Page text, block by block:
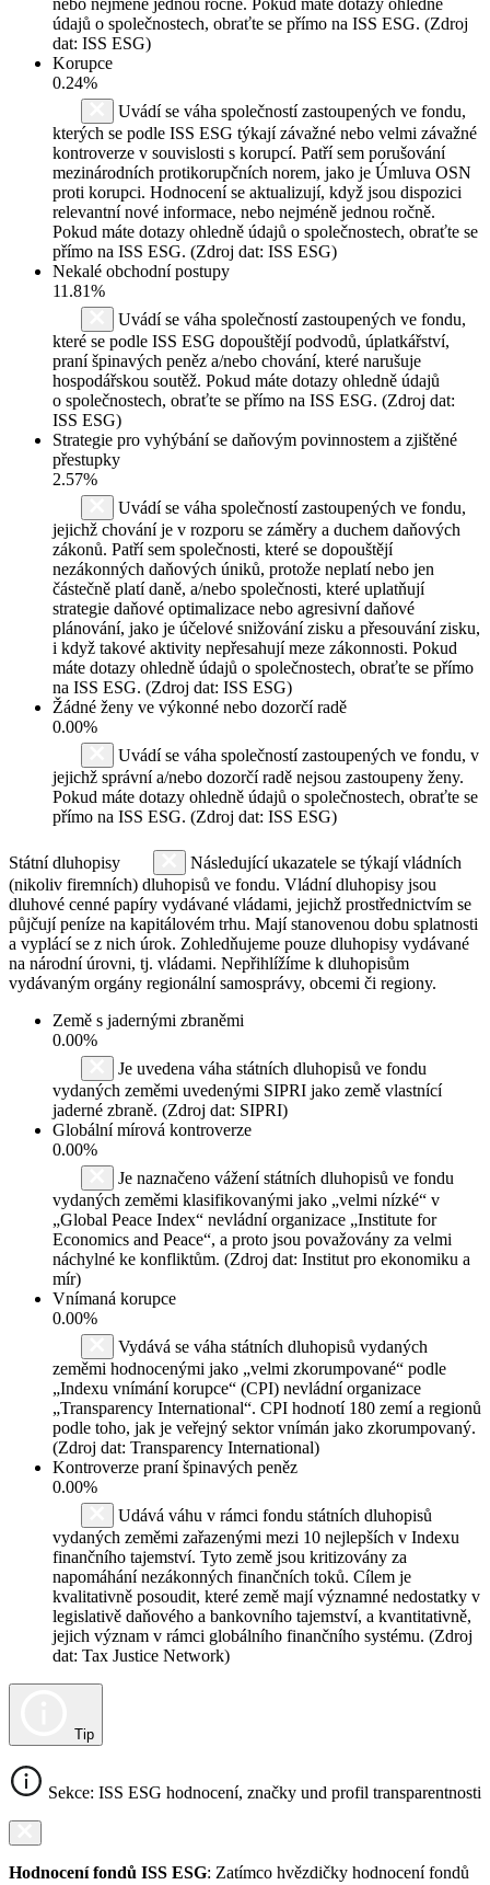
údajů o společnostech, obraťte se přímo na ISS ESG. (Zdroj
dat: ISS ESG)
Korupce
0.24%
Uvádí se váha společností zastoupených ve fondu,
kterých se podle ISS ESG týkají závažné nebo velmi závažné
kontroverze v souvislosti s korupcí. Patří sem porušování
mezinárodních protikorupčních norem, jako je Úmluva OSN
proti korupci. Hodnocení se aktualizují, když jsou dispozici
relevantní nové informace, nebo nejméně jednou ročně.
Pokud máte dotazy ohledně údajů o společnostech, obraťte se
přímo na ISS ESG. (Zdroj dat: ISS ESG)
Nekalé obchodní postupy
11.81%
Uvádí se váha společností zastoupených ve fondu,
které se podle ISS ESG dopouštějí podvodů, úplatkářství,
praní špinavých peněz a/nebo chování, které narušuje
hospodářskou soutěž. Pokud máte dotazy ohledně údajů
o společnostech, obraťte se přímo na ISS ESG. (Zdroj dat:
ISS ESG)
Strategie pro vyhýbání se daňovým povinnostem a zjištěné
přestupky
2.57%
Uvádí se váha společností zastoupených ve fondu,
jejichž chování je v rozporu se záměry a duchem daňových
zákonů. Patří sem společnosti, které se dopouštějí
nezákonných daňových úniků, protože neplatí nebo jen
částečně platí daně, a/nebo společnosti, které uplatňují
strategie daňové optimalizace nebo agresivní daňové
plánování, jako je účelové snižování zisku a přesouvání zisku,
i když takové aktivity nepřesahují meze zákonnosti. Pokud
máte dotazy ohledně údajů o společnostech, obraťte se přímo
na ISS ESG. (Zdroj dat: ISS ESG)
Žádné ženy ve výkonné nebo dozorčí radě
0.00%
Uvádí se váha společností zastoupených ve fondu, v
jejichž správní a/nebo dozorčí radě nejsou zastoupeny ženy.
Pokud máte dotazy ohledně údajů o společnostech, obraťte se
přímo na ISS ESG. (Zdroj dat: ISS ESG)
Státní dluhopisy
Následující ukazatele se týkají vládních
(nikoliv firemních) dluhopisů ve fondu. Vládní dluhopisy jsou
dluhové cenné papíry vydávané vládami, jejichž prostřednictvím se
půjčují peníze na kapitálovém trhu. Mají stanovenou dobu splatnosti
a vyplácí se z nich úrok. Zohledňujeme pouze dluhopisy vydávané
na národní úrovni, tj. vládami. Nepřihlížíme k dluhopisům
vydávaným orgány regionální samosprávy, obcemi či regiony.
Země s jadernými zbraněmi
0.00%
Je uvedena váha státních dluhopisů ve fondu
vydaných zeměmi uvedenými SIPRI jako země vlastnící
jaderné zbraně. (Zdroj dat: SIPRI)
Globální mírová kontroverze
0.00%
Je naznačeno vážení státních dluhopisů ve fondu
vydaných zeměmi klasifikovanými jako „velmi nízké“ v
„Global Peace Index“ nevládní organizace „Institute for
Economics and Peace“, a proto jsou považovány za velmi
náchylné ke konfliktům. (Zdroj dat: Institut pro ekonomiku a
mír)
Vnímaná korupce
0.00%
Vydává se váha státních dluhopisů vydaných
zeměmi hodnocenými jako „velmi zkorumpované“ podle
„Indexu vnímání korupce“ (CPI) nevládní organizace
„Transparency International“. CPI hodnotí 180 zemí a regionů
podle toho, jak je veřejný sektor vnímán jako zkorumpovaný.
(Zdroj dat: Transparency International)
Kontroverze praní špinavých peněz
0.00%
Udává váhu v rámci fondu státních dluhopisů
vydaných zeměmi zařazenými mezi 10 nejlepších v Indexu
finančního tajemství. Tyto země jsou kritizovány za
napomáhání nezákonných finančních toků. Cílem je
kvalitativně posoudit, které země mají významné nedostatky v
legislativě daňového a bankovního tajemství, a kvantitativně,
jejich význam v rámci globálního finančního systému. (Zdroj
dat: Tax Justice Network)
Tip
Sekce: ISS ESG hodnocení, značky und profil transparentnosti
Hodnocení fondů ISS ESG: Zatímco hvězdičky hodnocení fondů